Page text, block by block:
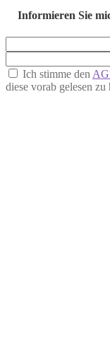
Informieren Sie
Ich stimme den
diese vorab gelesen zu